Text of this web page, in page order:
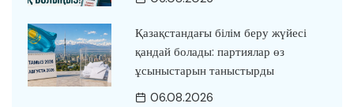
Қазақстандағы білім беру жүйесі
қандай болады: партиялар өз
ұсыныстарын таныстырды
06.08.2026